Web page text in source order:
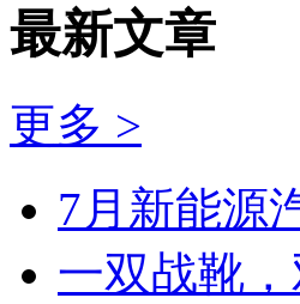
最新文章
更多 >
7月新能源
一双战靴